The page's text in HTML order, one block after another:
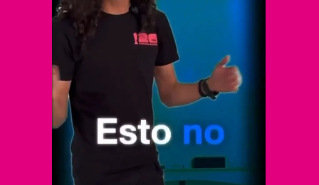
El Universal
Vive USA
Clase
De 10 sports
DeDinero